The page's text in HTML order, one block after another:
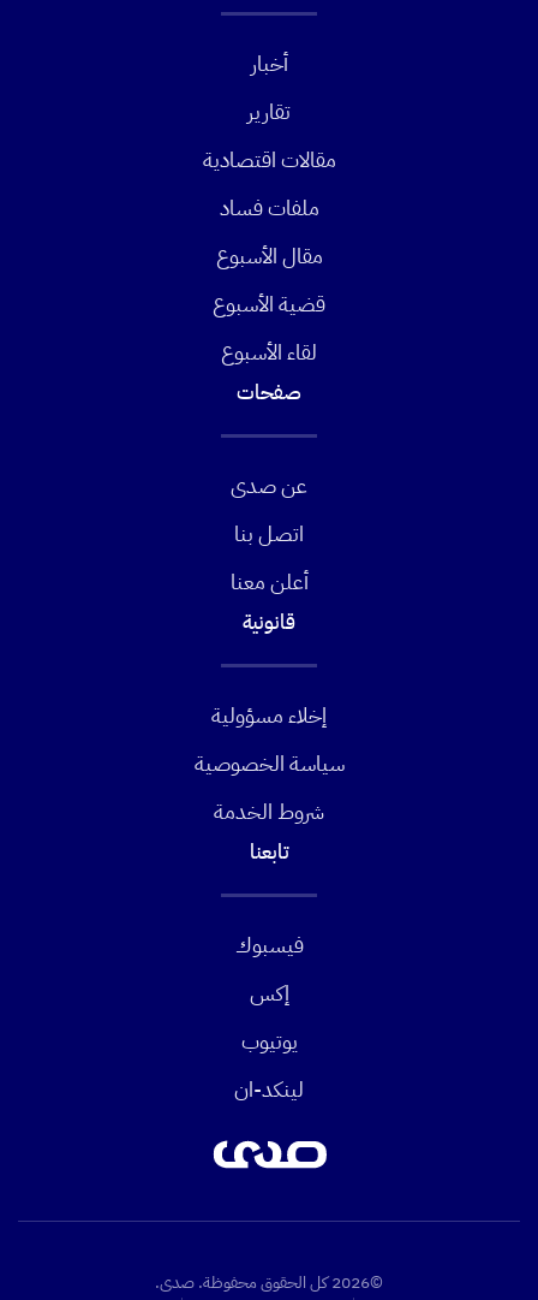
أخبار
تقارير
مقالات اقتصادية
ملفات فساد
مقال الأسبوع
قضية الأسبوع
لقاء الأسبوع
صفحات
عن صدى
اتصل بنا
أعلن معنا
قانونية
إخلاء مسؤولية
سياسة الخصوصية
شروط الخدمة
تابعنا
فيسبوك
إكس
يوتيوب
لينكد-ان
©2026 كل الحقوق محفوظة. صدى.